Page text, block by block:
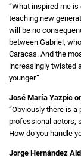
“What inspired me
teaching new
will be no
between Gabriel,
Caracas. And the
increasingly twisted
younger.”
José María Yazpic
“Obviously there is
professional actors,
How do you handle
Jorge Hernández